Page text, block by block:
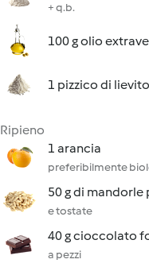
+ q.b.
100 g olio
1 pizzico di
Ripieno
1 arancia
preferibilmente
50 g di mandorle
e tostate
40 g cioccolato
a pezzi